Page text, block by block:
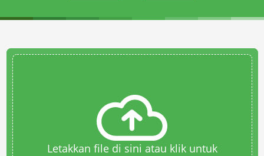
Letakkan file di sini atau klik untuk